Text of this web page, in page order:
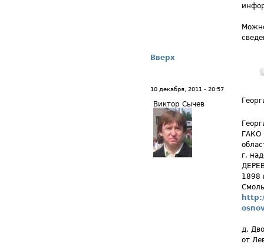
Вверх
10 декабря, 2011 - 20:57
Виктор Сычев
ГАКО
г.
1898
д.
от